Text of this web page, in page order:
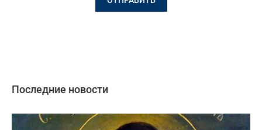
Последние новости